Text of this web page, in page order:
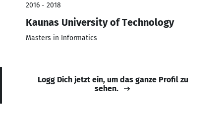
2016 - 2018
Kaunas University of Technology
Masters in Informatics
Logg Dich jetzt ein, um das ganze Profil zu
sehen.